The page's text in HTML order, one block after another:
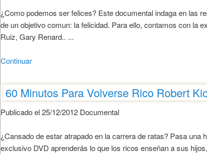
¿Como podemos ser felices? Este documental indaga en las
de un objetivo comun: la felicidad. Para ello, contamos con la
Ruiz, Gary Renard.. ...
Continuar
60 Minutos Para Volverse Rico Robert
Publicado el 25/12/2012 Documental
¿Cansado de estar atrapado en la carrera de ratas? Pasa
exclusivo DVD aprenderás lo que los ricos enseñan a sus